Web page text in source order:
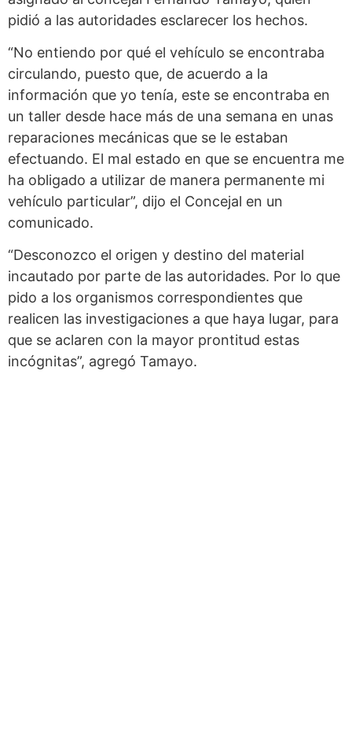
pidió a las autoridades esclarecer los hechos.
“No entiendo por qué el vehículo se encontraba
circulando, puesto que, de acuerdo a la
información que yo tenía, este se encontraba en
un taller desde hace más de una semana en unas
reparaciones mecánicas que se le estaban
efectuando. El mal estado en que se encuentra me
ha obligado a utilizar de manera permanente mi
vehículo particular”, dijo el Concejal en un
comunicado.
“Desconozco el origen y destino del material
incautado por parte de las autoridades. Por lo que
pido a los organismos correspondientes que
realicen las investigaciones a que haya lugar, para
que se aclaren con la mayor prontitud estas
incógnitas”, agregó Tamayo.